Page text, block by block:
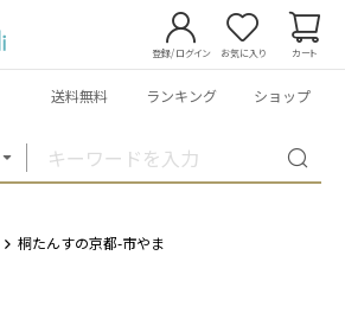
登録/ログイン お気に入り カート
送料無料 ランキング ショップ
桐たんすの京都-市やま